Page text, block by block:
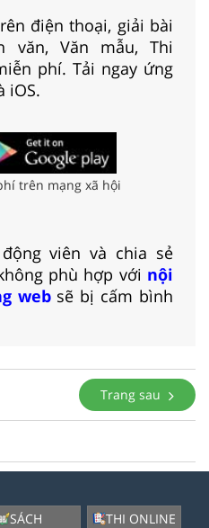
điện thoại, giải bài
văn, Văn mẫu, Thi
phí. Tải ngay ứng
iOS.
trên mạng xã hội
viên và chia sẻ
phù hợp với nội
websẽ bị cấm bình
Trang sau
SÁCH
THI ONLINE